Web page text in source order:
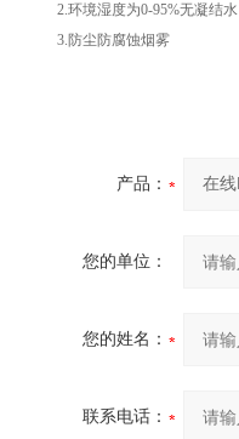
2.环境湿度为0-95%无凝结水
3. 防尘防腐蚀烟雾
产品：
您的单位：
您的姓名：
联系电话：